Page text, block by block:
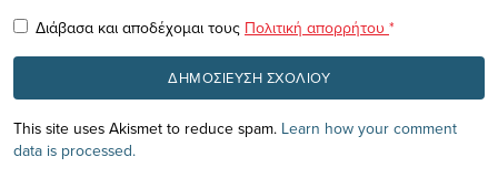
Διάβασα και αποδέχομαι τους Πολιτική απορρήτου *
This site uses Akismet to reduce spam. Learn how your comment
data is processed.